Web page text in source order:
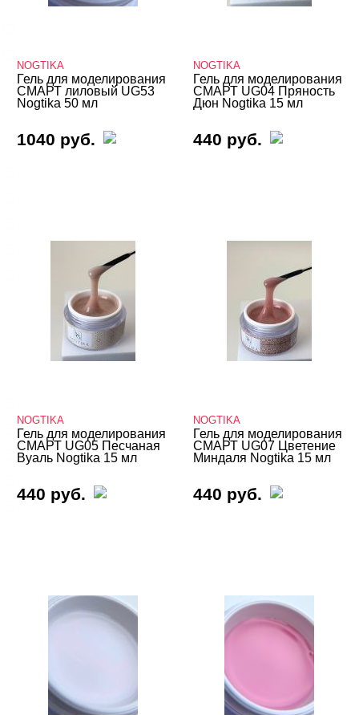
ВИДЫ ГЕЛЕЙ Cвернуть
Биогель
Показать все
ТИПЫ ГЕЛЕЙ Cвернуть
4-d гели
База
Для френча
NOGTIKA
Гель для моделирования
СМАРТ лиловый UG53
Nogtika 50 мл
1040 руб.
NOGTIKA
Гель для моделирования
СМАРТ UG04 Пряность
Дюн Nogtika 15 мл
440 руб.
NOGTIKA
Гель для моделирования
СМАРТ UG05 Песчаная
Вуаль Nogtika 15 мл
440 руб.
NOGTIKA
Гель для моделирования
СМАРТ UG07 Цветение
Миндаля Nogtika 15 мл
440 руб.